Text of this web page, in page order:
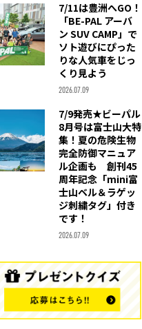
7/11は豊洲へGO！
「BE-PAL アーバ
ン SUV CAMP」で
ソト遊びにぴった
りな人気車をじっ
くり見よう
2026.07.09
7/9発売★ビーパル
8月号は富士山大特
集！夏の危険生物
完全防御マニュア
ル企画も 創刊45
周年記念「mini富
士山ベル＆ラゲッ
ジ刺繍タグ」付き
です！
2026.07.09